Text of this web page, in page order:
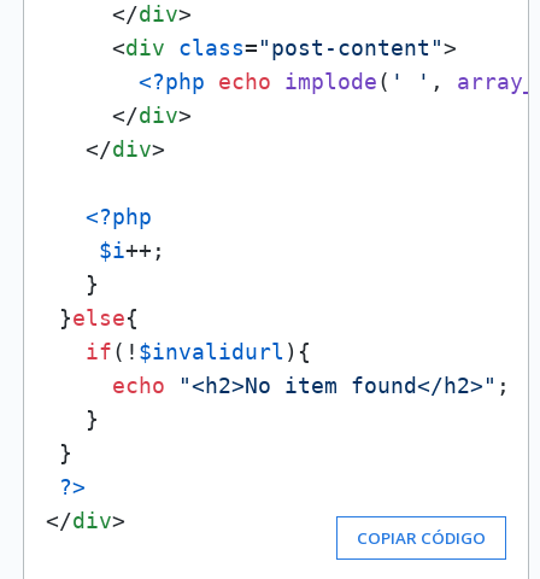
</div>
<div class="post-content">
<?php
echo implode( ' ' ,
</div>
</div>
<?php
$i++;
   }
}else{
if(! $invalidurl){
echo
"<h2>No item found</h2>" ;
   }
}
?>
</div>
COPIAR CÓDIGO